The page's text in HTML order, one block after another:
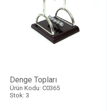
Denge Topları
Ürün Kodu: C0365
Stok: 3